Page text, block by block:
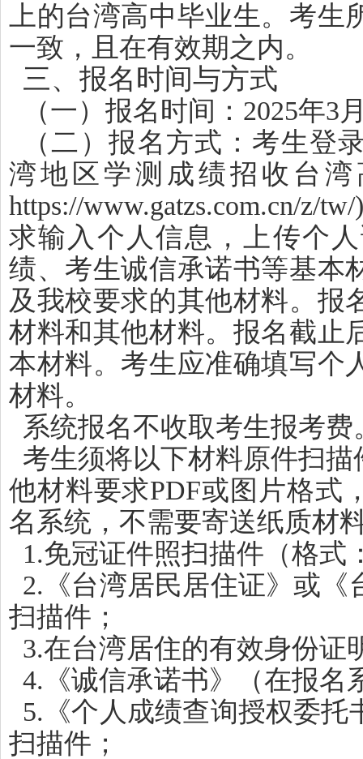
上的台湾高中毕业生。考
一致，且在有效期之内。
三、报名时间与方式
（一）报名时间：2025年3
（二）报名方式：考生登
湾地区学测成绩招收台
https://www.gatzs.com.cn/z/tw/
求输入个人信息，上传个
绩、考生诚信承诺书等基本
及我校要求的其他材料。报
材料和其他材料。报名截止
本材料。考生应准确填写个
材料。
系统报名不收取考生报考费
考生须将以下材料原件扫
他材料要求PDF或图片格式
名系统，不需要寄送纸质材
1.免冠证件照扫描件（格式
2.《台湾居民居住证》或
扫描件；
3.在台湾居住的有效身份证
4.《诚信承诺书》（在报名
5.《个人成绩查询授权委
扫描件；